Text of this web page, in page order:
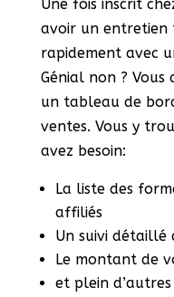
Une fois inscrit
avoir un entretien
rapidement avec
Génial non ? Vous
un tableau de
ventes. Vous y
avez besoin:
La liste des
affiliés
Un suivi détaillé
Le montant de
et plein